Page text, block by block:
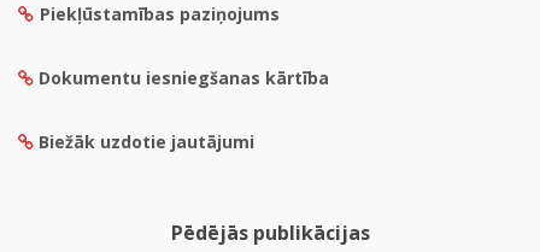
Piekļūstamības paziņojums
Dokumentu iesniegšanas kārtība
Biežāk uzdotie jautājumi
Pēdējās publikācijas